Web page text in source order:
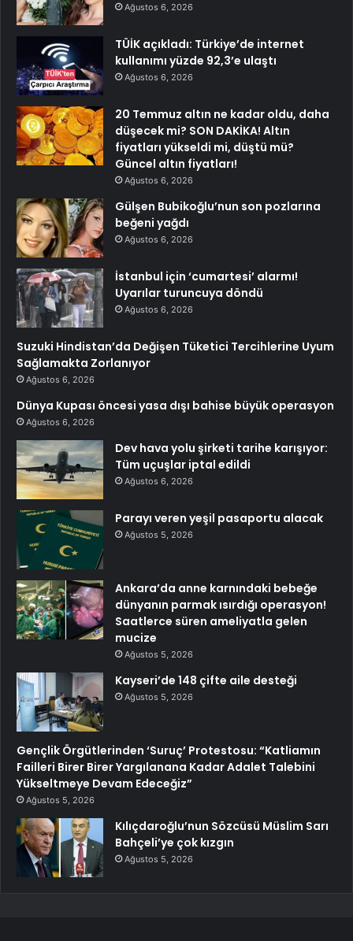
Ağustos 6, 2026
TÜİK açıkladı: Türkiye’de internet
kullanımı yüzde 92,3’e ulaştı
Ağustos 6, 2026
20 Temmuz altın ne kadar oldu, daha
düşecek mi? SON DAKİKA! Altın
fiyatları yükseldi mi, düştü mü?
Güncel altın fiyatları!
Ağustos 6, 2026
Gülşen Bubikoğlu’nun son pozlarına
beğeni yağdı
Ağustos 6, 2026
İstanbul için ‘cumartesi’ alarmı!
Uyarılar turuncuya döndü
Ağustos 6, 2026
Suzuki Hindistan’da Değişen Tüketici Tercihlerine Uyum
Sağlamakta Zorlanıyor
Ağustos 6, 2026
Dünya Kupası öncesi yasa dışı bahise büyük operasyon
Ağustos 6, 2026
Dev hava yolu şirketi tarihe karışıyor:
Tüm uçuşlar iptal edildi
Ağustos 6, 2026
Parayı veren yeşil pasaportu alacak
Ağustos 5, 2026
Ankara’da anne karnındaki bebeğe
dünyanın parmak ısırdığı operasyon!
Saatlerce süren ameliyatla gelen
mucize
Ağustos 5, 2026
Kayseri’de 148 çifte aile desteği
Ağustos 5, 2026
Gençlik Örgütlerinden ‘Suruç’ Protestosu: “Katliamın
Failleri Birer Birer Yargılanana Kadar Adalet Talebini
Yükseltmeye Devam Edeceğiz”
Ağustos 5, 2026
Kılıçdaroğlu’nun Sözcüsü Müslim Sarı
Bahçeli’ye çok kızgın
Ağustos 5, 2026